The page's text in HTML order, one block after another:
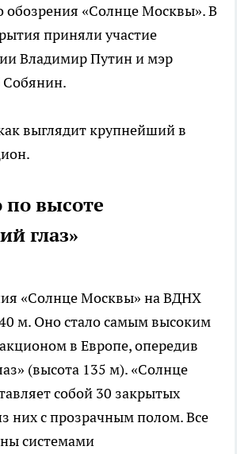
обозрения «Солнце Москвы». В
приняли участие
Владимир Путин и мэр
выглядит крупнейший в
высоте
глаз»
«Солнце Москвы» на ВДНХ
м. Оно стало самым высоким
в Европе, опередив
(высота 135 м). «Солнце
собой 30 закрытых
них с прозрачным полом. Все
системами